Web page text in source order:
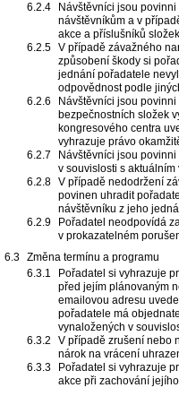
Návštěvníci jsou
návštěvníkům a v
akce a příslušníků
V případě závažného
způsobení škody si
jednání pořadatele
odpovědnost podle
Návštěvníci jsou
bezpečnostních složek
kongresového centra
vyhrazuje právo
Návštěvníci jsou
v souvislosti s
V případě nedodržení
povinen uhradit
návštěvníku z jeho
Pořadatel neodpovídá
v prokazatelném
Změna termínu a programu
Pořadatel si vyhrazuje
před jejím plánovaným
emailovou adresu
pořadatele má
vynaložených v
V případě zrušení nebo
nárok na vrácení
Pořadatel si vyhrazuje
akce při zachování